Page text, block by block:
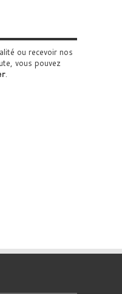
ou recevoir nos
vous pouvez
.